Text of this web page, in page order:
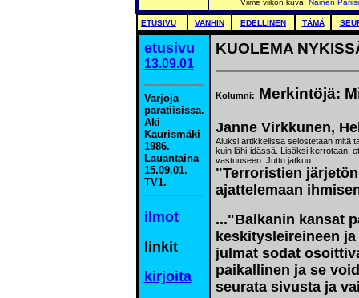
Viime viikon kuva: Nainen
ETUSIVU VANHIN EDELLINEN TÄMÄ
etusivu
13.09.01
Varjoja
paratiisissa.
Aki
Kaurismäki
1986.
Lauantaina
15.09.01.
TV1.
ilmot
linkit
kirjoita
KUOLEMA
Kolumni: Merkintöjä:
Janne Virkkunen,
Aluksi artikkelissa selostetaan mitä
kuin lähi-idässä. Lisäksi kerrotaan,
vastuuseen. Juttu jatkuu:
"Terroristien
ajattelemaan
..."Balkanin kansat
keskitysleireineen
julmat sodat
paikallinen ja se
seurata sivusta ja